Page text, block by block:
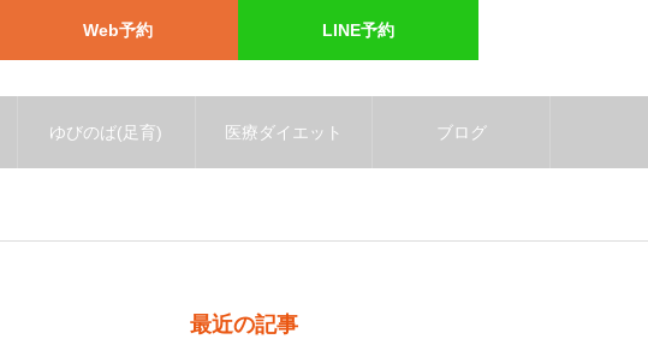
Web予約 LINE予約
ゆびのば(足育) 医療ダイエット ブログ
最近の記事